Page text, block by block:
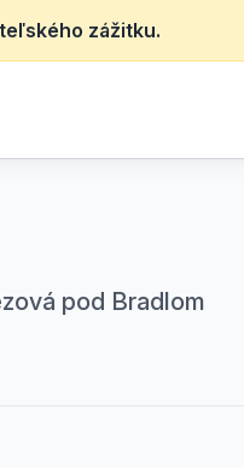
zážitku.
pod Bradlom